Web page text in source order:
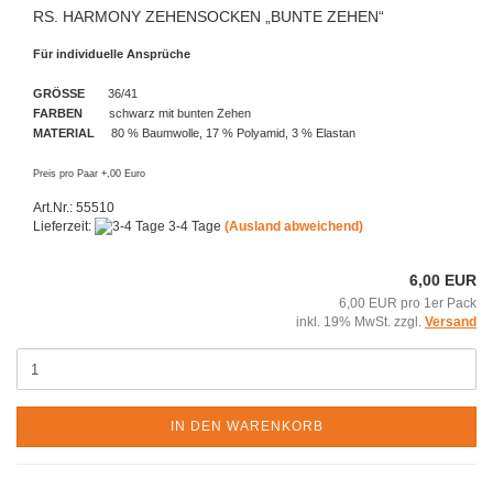
RS. HARMONY ZEHENSOCKEN „BUNTE ZEHEN“
Für individuelle Ansprüche
GRÖSSE 36/41
FARBEN
schwarz mit bunten Zehen
MATERIAL 80 % Baumwolle, 17 % Polyamid, 3 % Elastan
Preis pro Paar +,00 Euro
Art.Nr.: 55510
Lieferzeit:
3-4 Tage (Ausland abweichend)
6,00 EUR
6,00 EUR pro 1er Pack
inkl. 19% MwSt. zzgl. Versand
IN DEN WARENKORB